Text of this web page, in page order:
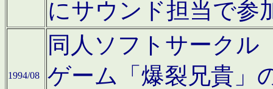
にサウンド担当で参
1994/08
同人ソフトサークル
ゲーム「爆裂兄貴」